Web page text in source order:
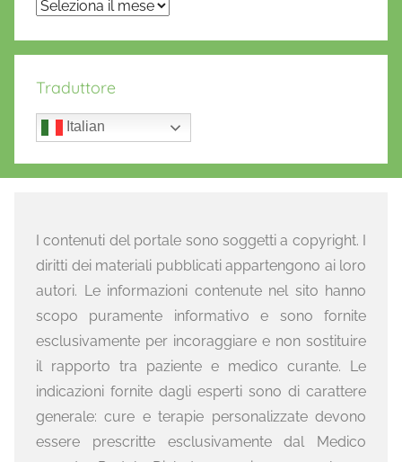
Archivi
Traduttore
Italian
I contenuti del portale sono soggetti a copyright. I
diritti dei materiali pubblicati appartengono ai loro
autori. Le informazioni contenute nel sito hanno
scopo puramente informativo e sono fornite
esclusivamente per incoraggiare e non sostituire
il rapporto tra paziente e medico curante. Le
indicazioni fornite dagli esperti sono di carattere
generale: cure e terapie personalizzate devono
essere prescritte esclusivamente dal Medico